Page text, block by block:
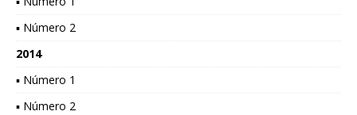
▪ Número 2
2014
▪ Número 1
▪ Número 2